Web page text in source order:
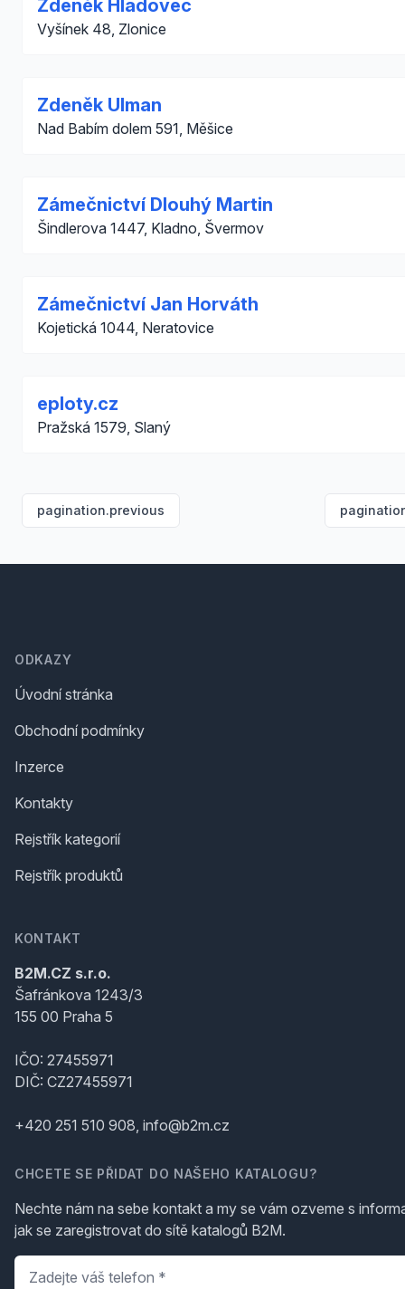
Zdeněk Hladovec
Vyšínek 48, Zlonice
Zdeněk Ulman
Nad Babím dolem 591, Měšice
Zámečnictví Dlouhý Martin
Šindlerova 1447, Kladno, Švermov
Zámečnictví Jan Horváth
Kojetická 1044, Neratovice
eploty.cz
Pražská 1579, Slaný
pagination.previous
ODKAZY
Úvodní stránka
Obchodní podmínky
Inzerce
Kontakty
Rejstřík kategorií
Rejstřík produktů
KONTAKT
B2M.CZ s.r.o.
Šafránkova 1243/3
155 00 Praha 5
IČO: 27455971
DIČ: CZ27455971
+420 251 510 908, info@b2m.cz
CHCETE SE PŘIDAT DO NAŠEHO KATALOGU?
Nechte nám na sebe kontakt a my se vám ozveme s
jak se zaregistrovat do sítě katalogů B2M.
Telefon